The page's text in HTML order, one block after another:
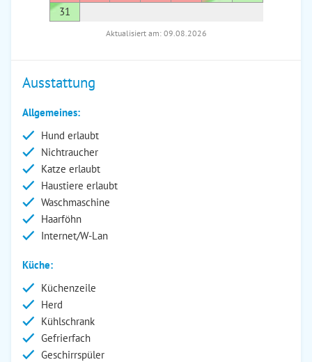
31
Aktualisiert am: 09.08.2026
Ausstattung
Allgemeines:
Hund erlaubt
Nichtraucher
Katze erlaubt
Haustiere erlaubt
Waschmaschine
Haarföhn
Internet/W-Lan
Küche:
Küchenzeile
Herd
Kühlschrank
Gefrierfach
Geschirrspüler